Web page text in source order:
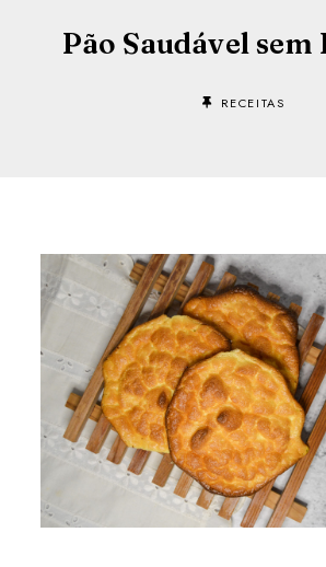
Pão Saudável sem
RECEITAS